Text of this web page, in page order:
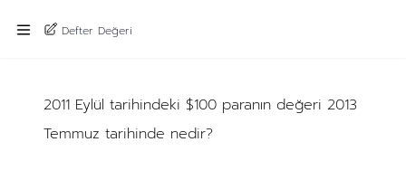
Defter Değeri
2011 Eylül tarihindeki $100 paranın değeri 2013
Temmuz tarihinde nedir?